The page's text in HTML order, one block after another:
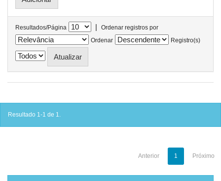
Resultados/Página |
Ordenar registros por
Ordenar
Registro(s)
Resultado 1-1 de 1.
Anterior 1 Próximo